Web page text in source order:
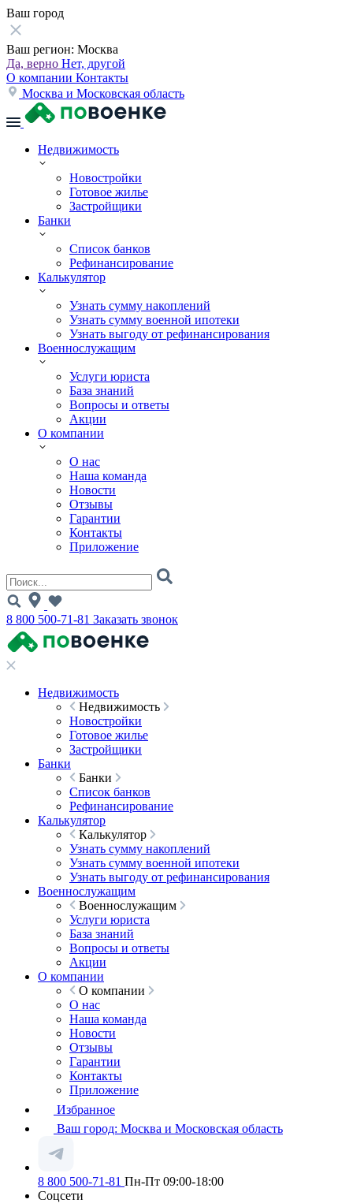
Ваш город
Ваш регион: Москва
Да, верно Нет, другой
О компании Контакты
Москва и Московская область
Недвижимость
Новостройки
Готовое жилье
Застройщики
Банки
Список банков
Рефинансирование
Калькулятор
Узнать сумму накоплений
Узнать сумму военной ипотеки
Узнать выгоду от рефинансирования
Военнослужащим
Услуги юриста
База знаний
Вопросы и ответы
Акции
О компании
О нас
Наша команда
Новости
Отзывы
Гарантии
Контакты
Приложение
8 800 500-71-81 Заказать звонок
Недвижимость
Недвижимость
Новостройки
Готовое жилье
Застройщики
Банки
Банки
Список банков
Рефинансирование
Калькулятор
Калькулятор
Узнать сумму накоплений
Узнать сумму военной ипотеки
Узнать выгоду от рефинансирования
Военнослужащим
Военнослужащим
Услуги юриста
База знаний
Вопросы и ответы
Акции
О компании
О компании
О нас
Наша команда
Новости
Отзывы
Гарантии
Контакты
Приложение
Избранное
Ваш город: Москва и Московская область
8 800 500-71-81 Пн-Пт 09:00-18:00
Соцсети